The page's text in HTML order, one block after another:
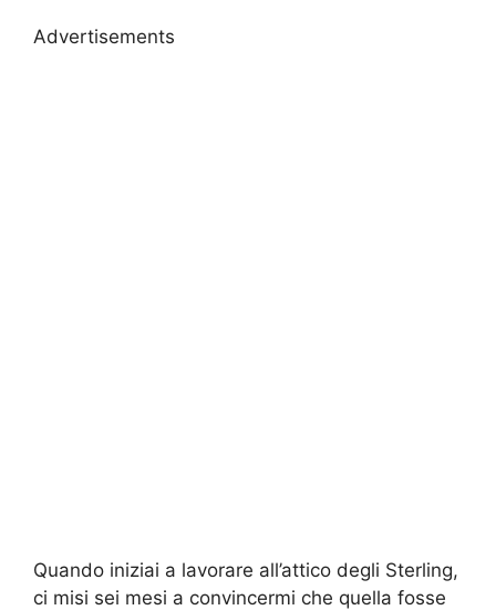
Advertisements
Quando iniziai a lavorare all’attico degli Sterling,
ci misi sei mesi a convincermi che quella fosse